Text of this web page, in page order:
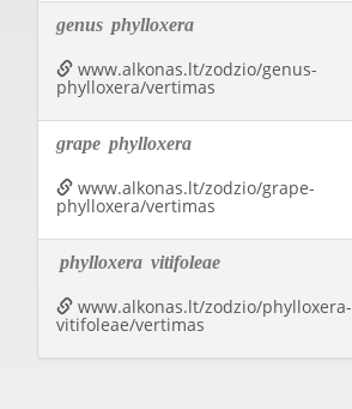
genus phylloxera
www.alkonas.lt/zodzio/genus-
phylloxera/vertimas
grape phylloxera
www.alkonas.lt/zodzio/grape-
phylloxera/vertimas
phylloxera vitifoleae
www.alkonas.lt/zodzio/phylloxera-
vitifoleae/vertimas